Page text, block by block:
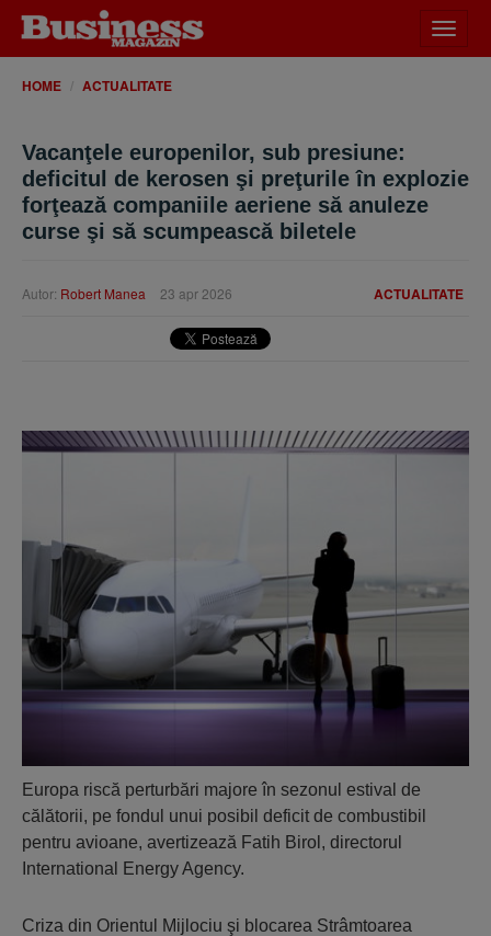
meniu
HOME ACTUALITATE
Vacanţele europenilor, sub presiune:
deficitul de kerosen şi preţurile în explozie
forţează companiile aeriene să anuleze
curse şi să scumpească biletele
ACTUALITATE
Autor: Robert Manea 23 apr 2026
Europa riscă perturbări majore în sezonul estival de
călătorii, pe fondul unui posibil deficit de combustibil
pentru avioane, avertizează Fatih Birol, directorul
International Energy Agency.
Criza din Orientul Mijlociu şi blocarea Strâmtoarea